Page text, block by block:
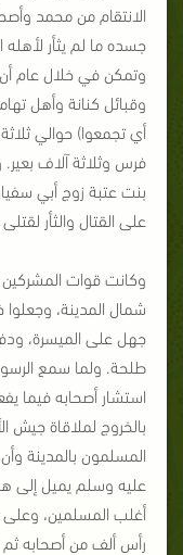
الانتقام من محمد
جسده ما لم يثأر
وتمكن في خلال عام
وقبائل كنانة وأهل
أي تجمعوا) حوالي
فرس وثلاثة آلاف
بنت عتبة زوج أبي
على القتال والثأر
وكانت قوات
شمال المدينة، وجعلوا
جهل على الميسرة،
طلحة. ولما سمع
استشار أصحابه فيما
بالخروج لملاقاة جيش
المسلمون بالمدينة
عليه وسلم يميل إلى
أغلب المسلمين،
رأس ألف من أصحابه